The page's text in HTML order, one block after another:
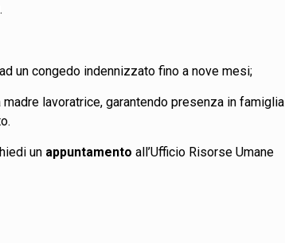
un congedo indennizzato fino a nove mesi;
lavoratrice, garantendo presenza in famiglia
un appuntamento all’Ufficio Risorse Umane